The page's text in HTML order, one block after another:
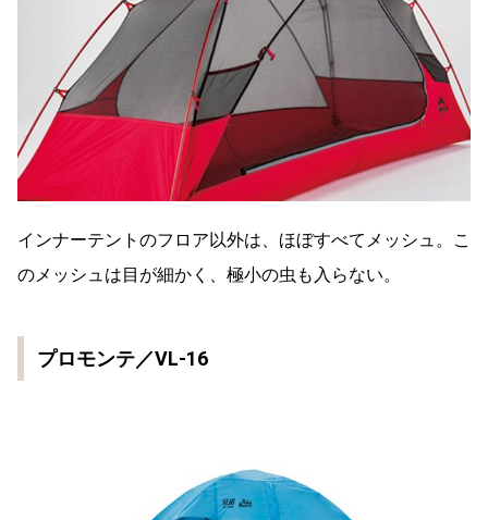
インナーテントのフロア以外は、ほぼすべてメッシュ。こ
のメッシュは目が細かく、極小の虫も入らない。
プロモンテ／VL-16